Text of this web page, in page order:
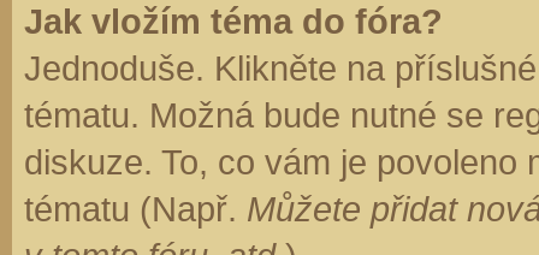
Jak vložím téma do fóra?
Jednoduše. Klikněte na
tématu. Možná bude nutné se
diskuze. To, co vám je
tématu (Např. Můžete přidat